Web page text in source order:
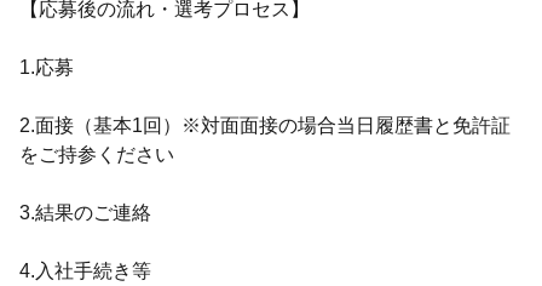
【応募後の流れ・選考プロセス】
1.応募
2.面接（基本1回）※対面面接の場合当日履歴書と免許証
をご持参ください
3.結果のご連絡
4.入社手続き等